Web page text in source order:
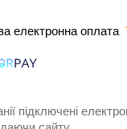
підключені